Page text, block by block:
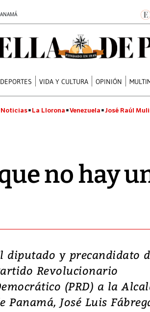
DEPORTES VIDA Y CULTURA OPINIÓN
La Llorona Venezuela José Raúl
no hay
diputado y precandidato
Revolucionario
(PRD) a la
Panamá, José Luis
Video, Japón:
deja heridos y graves
daños en Kumamoto